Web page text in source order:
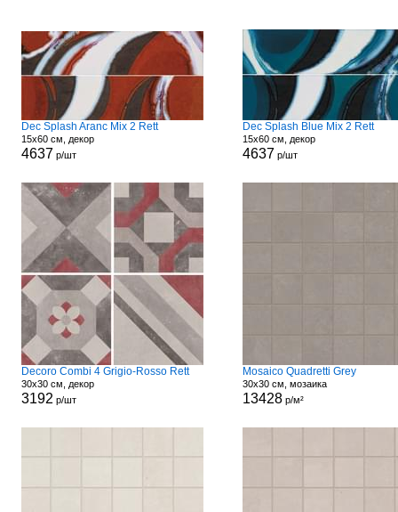
Dec Splash Aranc Mix 2 Rett
15x60 см, декор
4637 р/шт
Dec Splash Blue Mix 2 Rett
15x60 см, декор
4637 р/шт
Decoro Combi 4 Grigio-Rosso Rett
30x30 см, декор
3192 р/шт
Mosaico Quadretti Grey
30x30 см, мозаика
13428р/м²